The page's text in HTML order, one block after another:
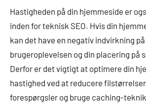
Hastigheden på din hjemmeside er
inden for teknisk SEO. Hvis din
kan det have en negativ indvirkning
brugeroplevelsen og din placering på
Derfor er det vigtigt at optimere din
hastighed ved at reducere
forespørgsler og bruge caching-